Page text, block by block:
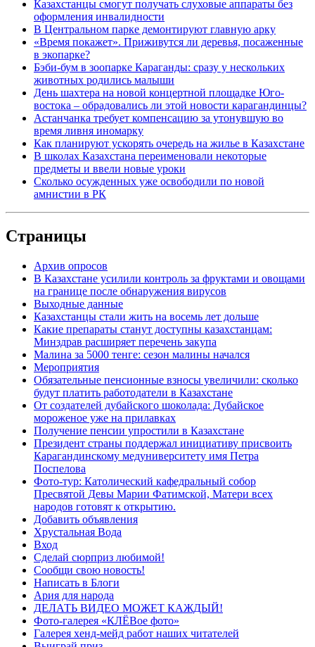
Казахстанцы смогут получать слуховые аппараты без
оформления инвалидности
В Центральном парке демонтируют главную арку
«Время покажет». Приживутся ли деревья, посаженные
в экопарке?
Бэби-бум в зоопарке Караганды: сразу у нескольких
животных родились малыши
День шахтера на новой концертной площадке Юго-
востока – обрадовались ли этой новости карагандинцы?
Астанчанка требует компенсацию за утонувшую во
время ливня иномарку
Как планируют ускорять очередь на жилье в Казахстане
В школах Казахстана переименовали некоторые
предметы и ввели новые уроки
Сколько осужденных уже освободили по новой
амнистии в РК
Страницы
Архив опросов
В Казахстане усилили контроль за фруктами и овощами
на границе после обнаружения вирусов
Выходные данные
Казахстанцы стали жить на восемь лет дольше
Какие препараты станут доступны казахстанцам:
Минздрав расширяет перечень закупа
Малина за 5000 тенге: сезон малины начался
Мероприятия
Обязательные пенсионные взносы увеличили: сколько
будут платить работодатели в Казахстане
От создателей дубайского шоколада: Дубайское
мороженое уже на прилавках
Получение пенсии упростили в Казахстане
Президент страны поддержал инициативу присвоить
Карагандинскому медуниверситету имя Петра
Поспелова
Фото-тур: Католический кафедральный собор
Пресвятой Девы Марии Фатимской, Матери всех
народов готовят к открытию.
Добавить объявления
Хрустальная Вода
Вход
Сделай сюрприз любимой!
Сообщи свою новость!
Написать в Блоги
Ария для народа
ДЕЛАТЬ ВИДЕО МОЖЕТ КАЖДЫЙ!
Фото-галерея «КЛЁВое фото»
Галерея хенд-мейд работ наших читателей